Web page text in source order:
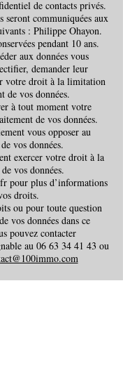
de contacts privés.
seront communiquées aux
: Philippe Ohayon.
pendant 10 ans.
aux données vous
demander leur
votre droit à la limitation
de vos données.
à tout moment votre
de vos données.
vous opposer au
vos données.
exercer votre droit à la
vos données.
pour plus d’informations
droits.
ou pour toute question
vos données dans ce
pouvez contacter
au 06 63 34 41 43 ou